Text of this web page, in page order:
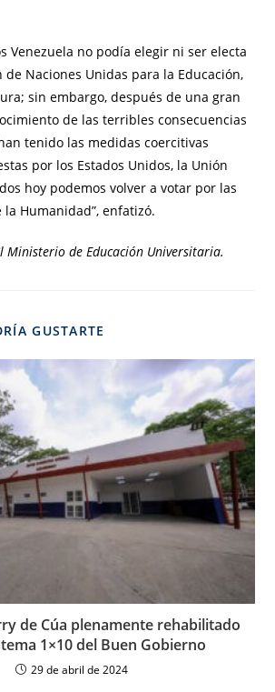
Venezuela no podía elegir ni ser electa
de Naciones Unidas para la Educación,
sin embargo, después de una gran
de las terribles consecuencias
tenido las medidas coercitivas
por los Estados Unidos, la Unión
hoy podemos volver a votar por las
la Humanidad”, enfatizó.
Ministerio de Educación Universitaria.
GUSTARTE
de Cúa plenamente rehabilitado
1×10 del Buen Gobierno
29 de abril de 2024